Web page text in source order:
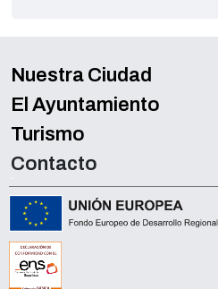
Nuestra Ciudad
El Ayuntamiento
Turismo
Contacto